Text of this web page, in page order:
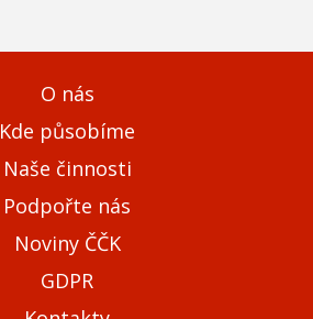
O nás
Kde působíme
Naše činnosti
Podpořte nás
Noviny ČČK
GDPR